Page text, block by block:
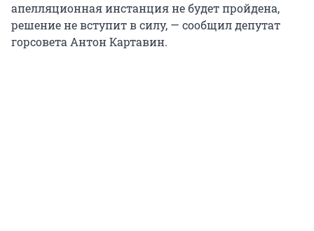
апелляционная инстанция не будет пройдена,
решение не вступит в силу, — сообщил депутат
горсовета Антон Картавин.